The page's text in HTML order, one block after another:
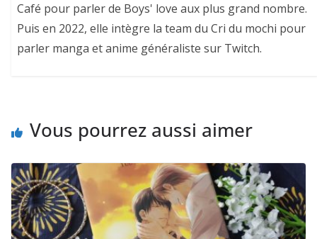
Café pour parler de Boys' love aux plus grand nombre.
Puis en 2022, elle intègre la team du Cri du mochi pour
parler manga et anime généraliste sur Twitch.
Vous pourrez aussi aimer